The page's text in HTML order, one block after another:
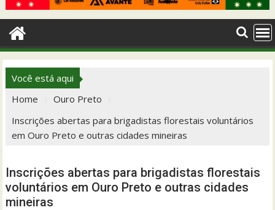
Você está aqui
Home
Ouro Preto
Inscrições abertas para brigadistas florestais voluntários
em Ouro Preto e outras cidades mineiras
Inscrições abertas para brigadistas florestais
voluntários em Ouro Preto e outras cidades
mineiras